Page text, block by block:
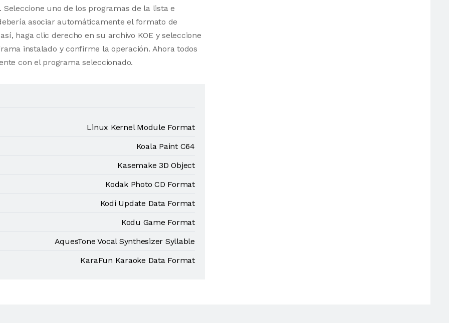
uno de los programas de la lista e
asociar automáticamente el formato de
haga clic derecho en su archivo KOE y seleccione
instalado y confirme la operación. Ahora todos
con el programa seleccionado.
Linux Kernel Module Format
Koala Paint C64
Kasemake 3D Object
Kodak Photo CD Format
Kodi Update Data Format
Kodu Game Format
AquesTone Vocal Synthesizer Syllable
KaraFun Karaoke Data Format